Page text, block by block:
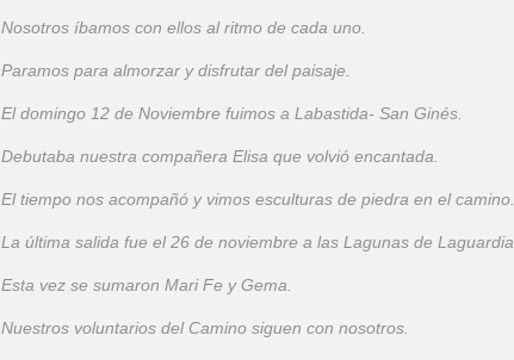
Nosotros íbamos con ellos al ritmo de cada uno.
Paramos para almorzar y disfrutar del paisaje.
El domingo 12 de Noviembre fuimos a Labastida- San Ginés.
Debutaba nuestra compañera Elisa que volvió encantada.
El tiempo nos acompañó y vimos esculturas de piedra en el camino.
La última salida fue el 26 de noviembre a las Lagunas de Laguardia.
Esta vez se sumaron Mari Fe y Gema.
Nuestros voluntarios del Camino siguen con nosotros.